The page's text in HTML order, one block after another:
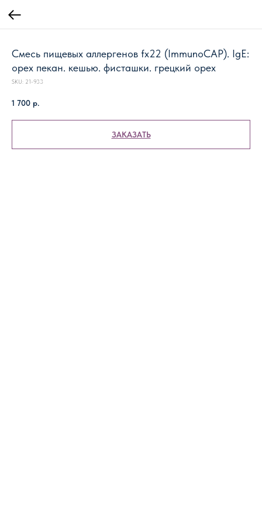
Смесь пищевых аллергенов fx22 (ImmunoCAP). IgE:
орех пекан. кешью. фисташки. грецкий орех
SKU: 21-933
1 700 р.
ЗАКАЗАТЬ